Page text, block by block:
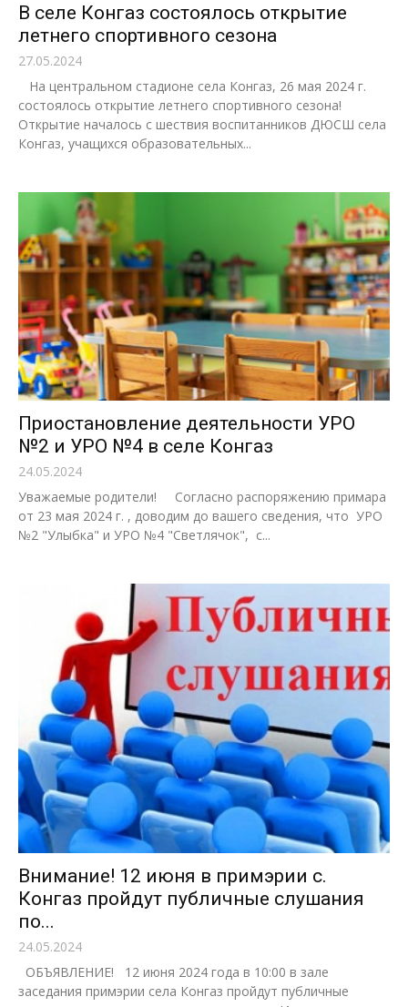
В селе Конгаз состоялось открытие
летнего спортивного сезона
27.05.2024
На центральном стадионе села Конгаз, 26 мая 2024 г.
состоялось открытие летнего спортивного сезона!
Открытие началось с шествия воспитанников ДЮСШ села
Конгаз, учащихся образовательных...
Приостановление деятельности УРО
№2 и УРО №4 в селе Конгаз
24.05.2024
Уважаемые родители! Согласно распоряжению примара
от 23 мая 2024 г. , доводим до вашего сведения, что УРО
№2 "Улыбка" и УРО №4 "Светлячок", с...
Внимание! 12 июня в примэрии с.
Конгаз пройдут публичные слушания
по...
24.05.2024
ОБЪЯВЛЕНИЕ! 12 июня 2024 года в 10:00 в зале
заседания примэрии села Конгаз пройдут публичные